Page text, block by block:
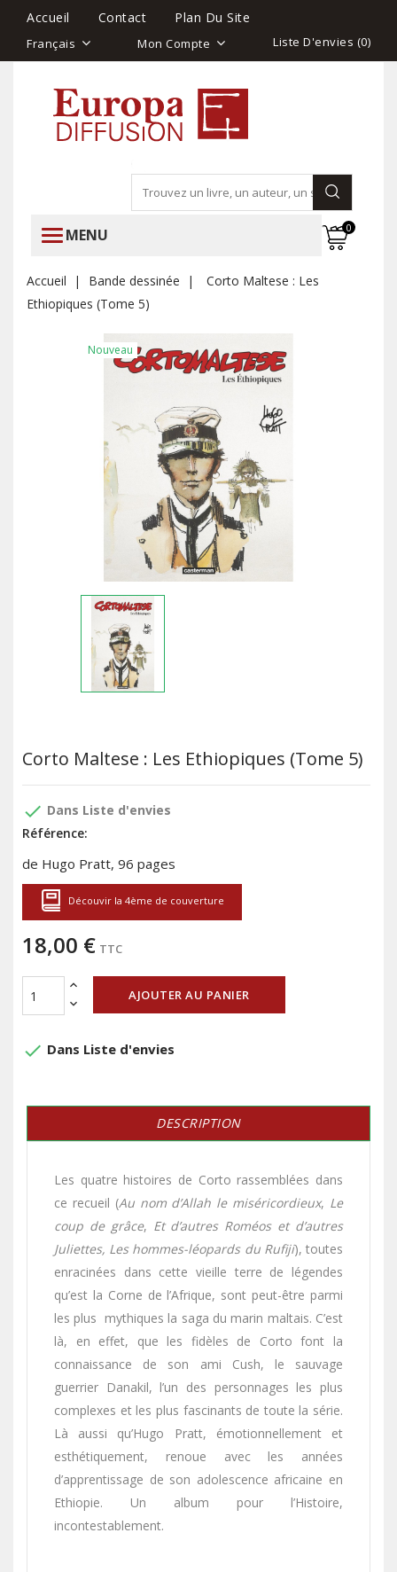
Accueil Contact Plan Du Site
Français Mon Compte Liste D'envies (0)
MENU 0
Accueil Bande dessinée
Corto Maltese : Les
Ethiopiques (Tome 5)
Nouveau
Corto Maltese : Les Ethiopiques (Tome 5)
done Dans Liste d'envies
Référence:
de Hugo Pratt, 96 pages
Découvir la 4ème de couverture
18,00 € TTC
AJOUTER AU PANIER
done Dans Liste d'envies
DESCRIPTION
Les quatre histoires de Corto rassemblées dans
ce recueil (Au nom d’Allah le miséricordieux, Le
coup de grâce, Et d’autres Roméos et d’autres
Juliettes, Les hommes-léopards du Rufiji), toutes
enracinées dans cette vieille terre de légendes
qu’est la Corne de l’Afrique, sont peut-être parmi
les plus mythiques la saga du marin maltais. C’est
là, en effet, que les fidèles de Corto font la
connaissance de son ami Cush, le sauvage
guerrier Danakil, l’un des personnages les plus
complexes et les plus fascinants de toute la série.
Là aussi qu’Hugo Pratt, émotionnellement et
esthétiquement, renoue avec les années
d’apprentissage de son adolescence africaine en
Ethiopie. Un album pour l’Histoire,
incontestablement.